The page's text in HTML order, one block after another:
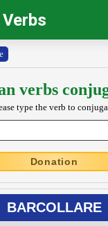
verbs
type the verb to
Donation
BARCOLLARE